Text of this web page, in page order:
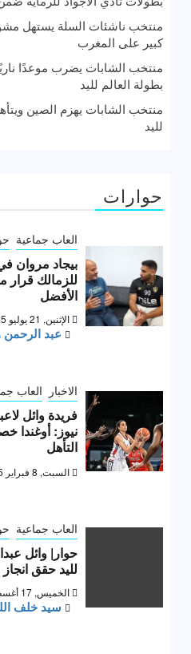
منتخب ناشئات السلة يستهل
كبير على المغرب
منتخب الشابات يضرب موعدًا
بطولة العالم لليد
منتخب الشابات يهزم الصين
لليد
حوارات
العاب جماعية
بيجاد مروان
للزمالك قرار
الأفضل
الإثنين, 21 يوليو 2025, 5:37 م
عبد
الاخبار العاب
فريدة وائل
نيوز: أوغندا
التأهل
السبت, 8 فبراير 2025, 12:19 ص
العاب جماعية
حوار| وائل
لليد حقق
الخميس, 17 أغسطس 2023, 3:10 م
سيد خلف